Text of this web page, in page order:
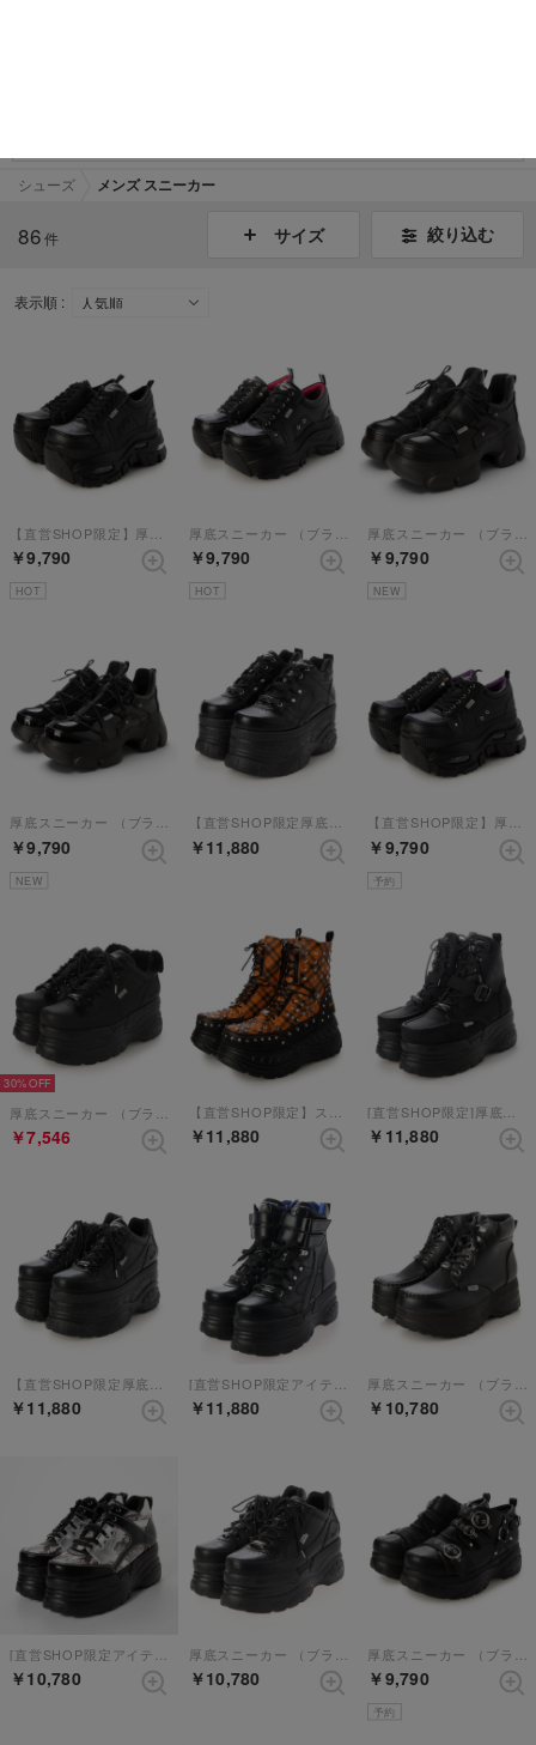
シューズ メンズ スニーカー
86件 サイズ 絞り込む
表示順 :
￥9,790
HOT
￥9,790
HOT
￥9,790
NEW
厚底スニーカー （ブラックエナメル）
￥9,790
NEW
【直営SHOP限定厚底スニーカー】 （ブラック）
￥11,880
【直営SHOP限定】厚底スニーカー （ブラックパープル）
￥9,790
予約
30%
厚底スニーカー （ブラック）
￥7,546
【直営SHOP限定】スタッズ厚底スニーカー （オレンジコンビ）
￥11,880
[直営SHOP限定]厚底スニーカー （ブラックマット）
￥11,880
￥11,880 ￥11,880 ￥10,780
￥10,780 ￥10,780 ￥9,790
予約